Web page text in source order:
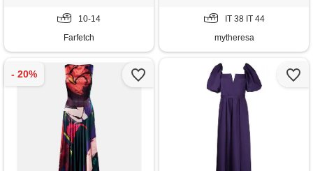
10-14
Farfetch
IT 38 IT 44
mytheresa